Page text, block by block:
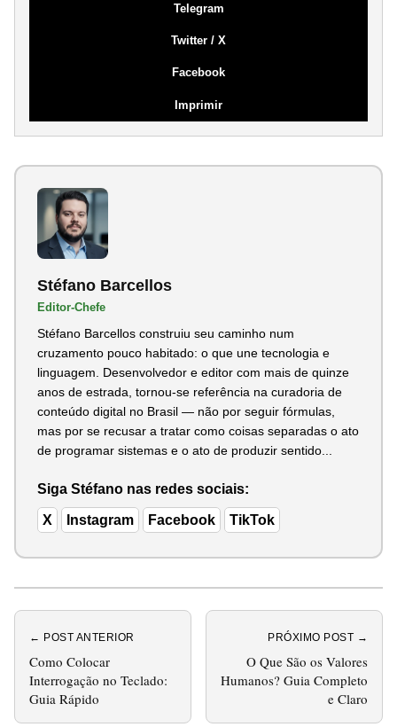
Telegram
Twitter / X
Facebook
Imprimir
Stéfano Barcellos
Editor-Chefe
Stéfano Barcellos construiu seu caminho num
cruzamento pouco habitado: o que une tecnologia e
linguagem. Desenvolvedor e editor com mais de quinze
anos de estrada, tornou-se referência na curadoria de
conteúdo digital no Brasil — não por seguir fórmulas,
mas por se recusar a tratar como coisas separadas o ato
de programar sistemas e o ato de produzir sentido...
Siga Stéfano nas redes sociais:
X Instagram Facebook TikTok
← POST ANTERIOR
Como Colocar
Interrogação no Teclado:
Guia Rápido
PRÓXIMO POST →
O Que São os Valores
Humanos? Guia Completo
e Claro